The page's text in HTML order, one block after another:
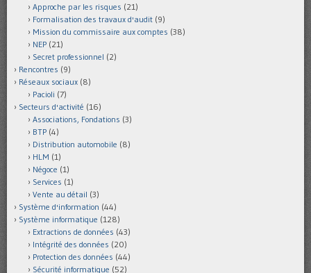
Approche par les risques (21)
Formalisation des travaux d'audit (9)
Mission du commissaire aux comptes (38)
NEP (21)
Secret professionnel (2)
Rencontres (9)
Réseaux sociaux (8)
Pacioli (7)
Secteurs d'activité (16)
Associations, Fondations (3)
BTP (4)
Distribution automobile (8)
HLM (1)
Négoce (1)
Services (1)
Vente au détail (3)
Système d'information (44)
Système informatique (128)
Extractions de données (43)
Intégrité des données (20)
Protection des données (44)
Sécurité informatique (52)